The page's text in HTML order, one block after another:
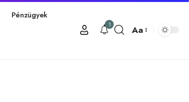
Pénzügyek
1 Aa